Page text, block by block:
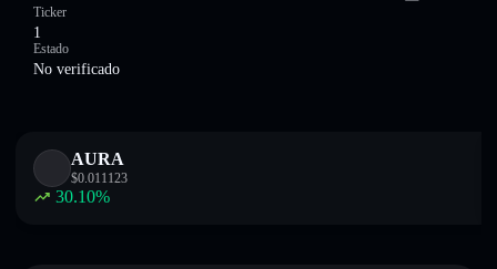
Ticker
1
Estado
No verificado
AURA
$0.011123
30.10%